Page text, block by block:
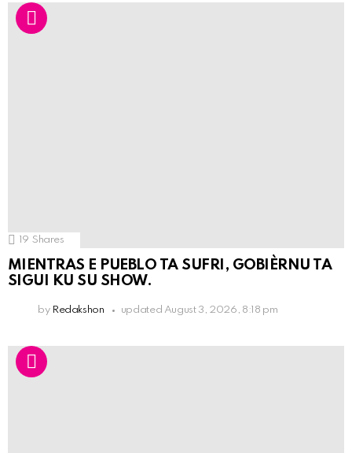
19 Shares
MIENTRAS E PUEBLO TA SUFRI, GOBIÈRNU TA
SIGUI KU SU SHOW.
by Redakshon updated August 3, 2026, 8:18 pm